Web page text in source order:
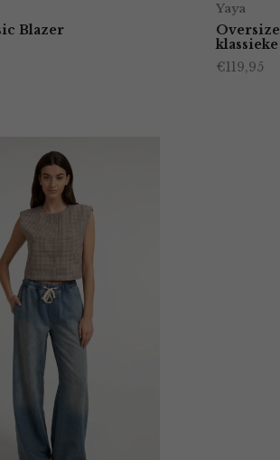
Blazer
Yaya
€119,95